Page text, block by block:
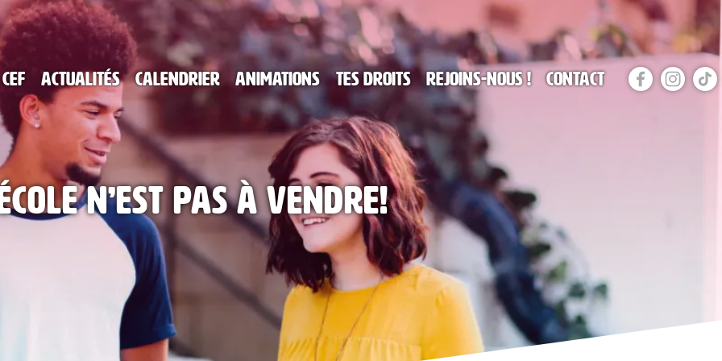
Actualités Calendrier Animations Tes droits Rejoins-nous ! Contact
n’est pas à vendre!